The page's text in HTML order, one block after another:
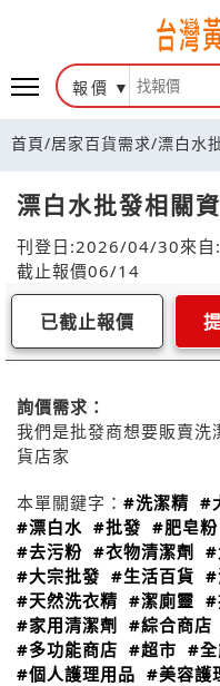
報價
首頁/居家百貨需求/漂白水
漂白水批發相關
刊登日:2026/04/30來
截止報價06/14
已截止報價
詢價需求：
我們是批發商想要販賣洗
貨店家
本單關鍵字： #洗潔精 #
#漂白水 #批發 #肥皂粉
#去污粉 #衣物清潔劑 #
#大宗批發 #生活百貨 #
#天然洗衣精 #潔廁靈 #
#家用清潔劑
#綜合商店
#多功能商店 #超市 #
#個人護理用品 #美容護